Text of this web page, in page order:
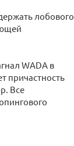
лобового
WADA в
причастность
Все